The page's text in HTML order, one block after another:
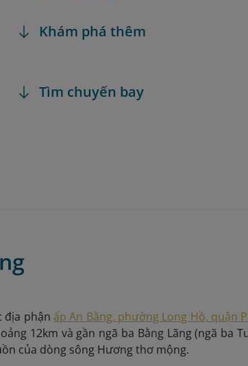
Khám phá thêm
Tìm chuyến bay
địa phậnấp An Bằng, phường Long Hồ, quận
12km và gần ngã ba Bằng Lãng (ngã ba
của dòng sông Hương thơ mộng.